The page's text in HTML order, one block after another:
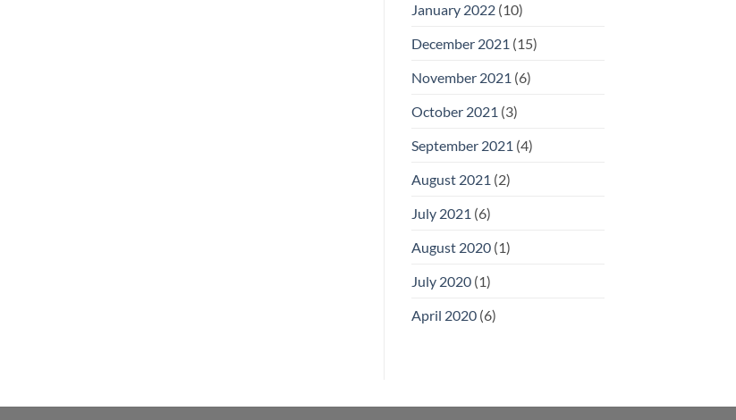
January 2022(10)
December 2021 (15)
November 2021 (6)
October 2021 (3)
September 2021 (4)
August 2021 (2)
July 2021 (6)
August 2020(1)
July 2020(1)
April 2020(6)